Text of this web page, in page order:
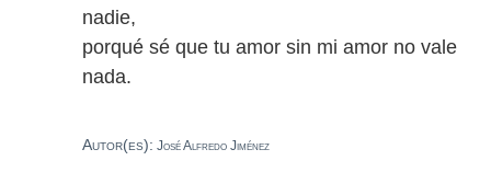
nadie,
porqué sé que tu amor sin mi amor no vale
nada.
Autor(es): José Alfredo Jiménez